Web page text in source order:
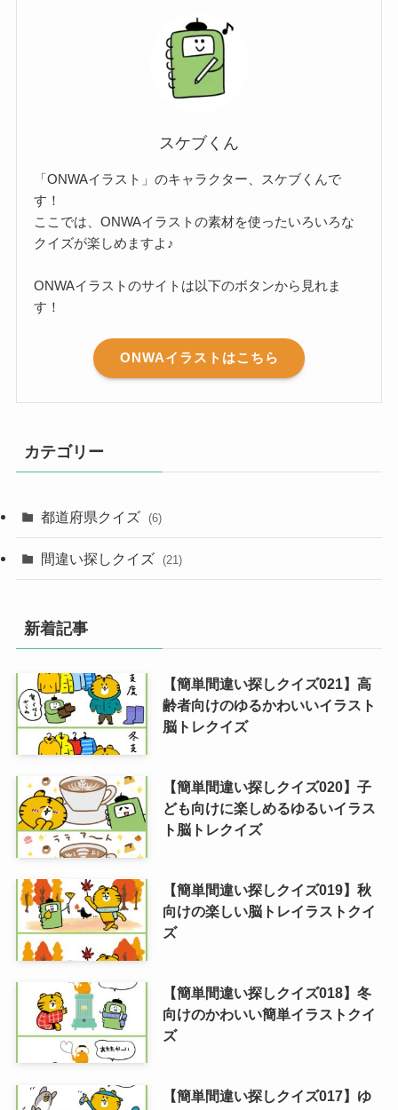
スケブくん
「ONWAイラスト」のキャラクター、スケブくんで
す！
ここでは、ONWAイラストの素材を使ったいろいろな
クイズが楽しめますよ♪
ONWAイラストのサイトは以下のボタンから見れま
す！
ONWAイラストはこちら
カテゴリー
都道府県クイズ (6)
間違い探しクイズ (21)
新着記事
【簡単間違い探しクイズ021】高
齢者向けのゆるかわいいイラスト
脳トレクイズ
【簡単間違い探しクイズ020】子
ども向けに楽しめるゆるいイラス
ト脳トレクイズ
【簡単間違い探しクイズ019】秋
向けの楽しい脳トレイラストクイ
ズ
【簡単間違い探しクイズ018】冬
向けのかわいい簡単イラストクイ
ズ
【簡単間違い探しクイズ017】ゆ